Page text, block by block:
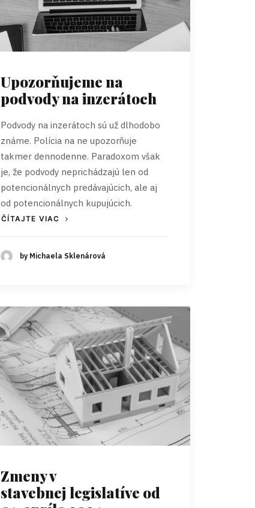
Upozorňujeme na
podvody na inzerátoch
Podvody na inzerátoch sú už dlhodobo
známe. Polícia na ne upozorňuje
takmer dennodenne. Paradoxom však
je, že podvody neprichádzajú len od
potencionálnych predávajúcich, ale aj
od potencionálnych kupujúcich.
ČÍTAJTE VIAC
by Michaela Sklenárová
Zmeny v
stavebnej legislatíve od